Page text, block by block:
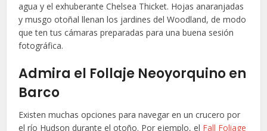
agua y el exhuberante Chelsea Thicket. Hojas anaranjadas
y musgo otoñal llenan los jardines del Woodland, de modo
que ten tus cámaras preparadas para una buena sesión
fotográfica.
Admira el Follaje Neoyorquino en
Barco
Existen muchas opciones para navegar en un crucero por
el río Hudson durante el otoño. Por ejemplo, el Fall Foliage